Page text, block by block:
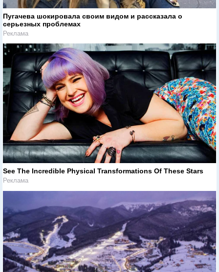
Пугачева шокировала своим видом и рассказала о
серьезных проблемах
Реклама
See The Incredible Physical Transformations Of These Stars
Реклама